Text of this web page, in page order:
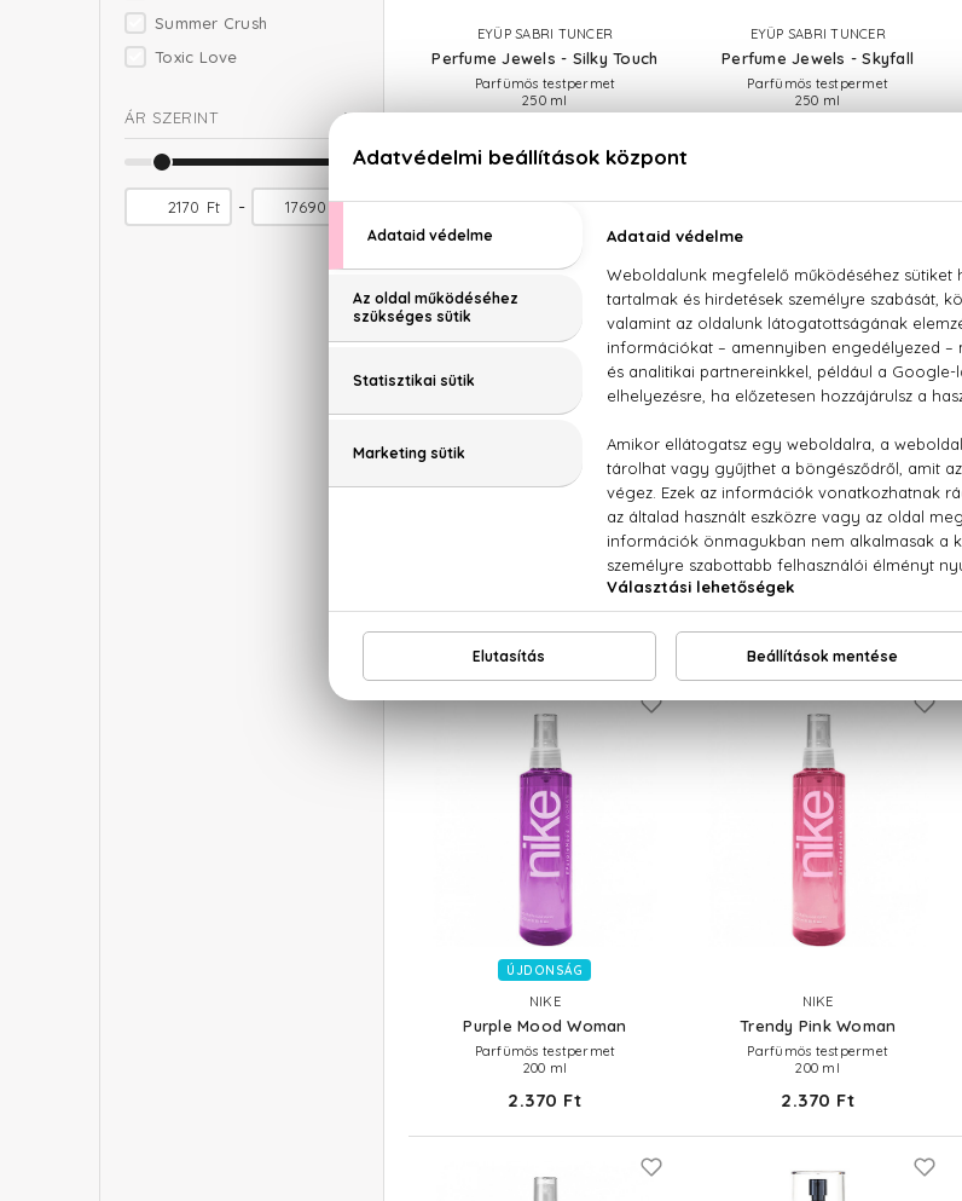
Summer Crush
Toxic Love
ÁR SZERINT
Ft - Ft
EYÜP SABRI TUNCER
Perfume Jewels - Silky Touch
Parfümös testpermet
250 ml
EYÜP SABRI TUNCER
Perfume Jewels - Skyfall
Parfümös testpermet
250 ml
EYÜP SABRI TUNCER
Perfume Jewels - The
Parfümös testpermet
3.660 Ft
EYÜP SABRI TUNCER
Perfume Jewels - Warm Sugar
Parfümös testpermet
3.660 Ft
ÚJDONSÁG
NIKE
Purple Mood Woman
Parfümös testpermet
200 ml
2.370 Ft
NIKE
Trendy Pink Woman
Parfümös testpermet
200 ml
2.370 Ft